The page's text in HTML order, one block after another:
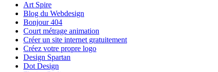
Art Spire
Blog du Webdesign
Bonjour 404
Court métrage animation
Créer un site internet gratuitement
Créez votre propre logo
Design Spartan
Dot Design